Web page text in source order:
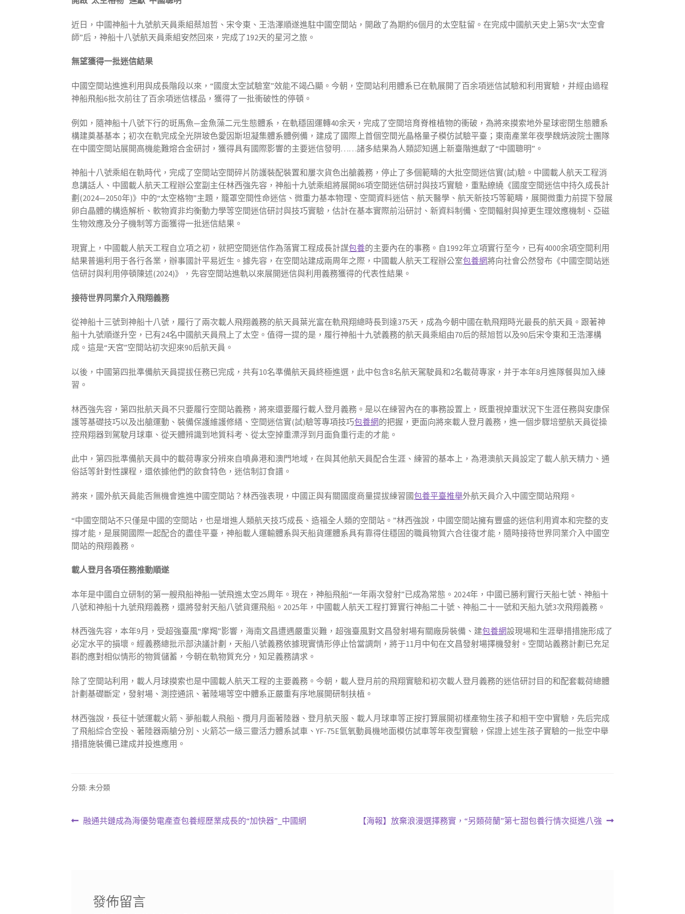
近日，中國神船十九號航天員乘組蔡旭哲、宋令東、王浩澤順遂進駐中國空間站，開啟了為期約6個月的太空駐留。在完成中國航天史上第5次“太空會
師”后，神船十八號航天員乘組安然回來，完成了192天的星河之旅。
無望獲得一批迷信結果
中國空間站進進利用與成長階段以來，“國度太空試驗室”效能不竭凸顯。今朝，空間站利用體系已在軌展開了百余項迷信試驗和利用實驗，并經由過程
神船飛船6批次前往了百余項迷信樣品，獲得了一批衝破性的停頓。
例如，隨神船十八號下行的斑馬魚—金魚藻二元生態體系，在軌穩固運轉40余天，完成了空間培育脊椎植物的衝破，為將來摸索地外星球密閉生態體系
構建奠基基本；初次在軌完成全光阱玻色愛因斯坦凝集體系體例備，建成了國際上首個空間光晶格量子模仿試驗平臺；東南產業年夜學魏炳波院士團隊
在中國空間站展開高機能難熔合金研討，獲得具有國際影響的主要迷信發明……諸多結果為人類認知邁上新臺階進獻了“中國聰明”。
神船十八號乘組在軌時代，完成了空間站空間碎片防護裝配裝置和屢次貨色出艙義務，停止了多個範疇的大批空間迷信實(試)驗。中國載人航天工程消
息講話人、中國載人航天工程辦公室副主任林西強先容，神船十九號乘組將展開86項空間迷信研討與技巧實驗，重點繚繞《國度空間迷信中持久成長計
劃(2024—2050年)》中的“太空格物”主題，籠罩空間性命迷信、微重力基本物理、空間資料迷信、航天醫學、航天新技巧等範疇，展開微重力前提下發展
卵白晶體的構造解析、軟物資非均衡動力學等空間迷信研討與技巧實驗，估計在基本實際前沿研討、新資料制備、空間輻射與掉更生理效應機制、亞磁
生物效應及分子機制等方面獲得一批迷信結果。
現實上，中國載人航天工程自立項之初，就把空間迷信作為落實工程成長計謀包養的主要內在的事務。自1992年立項實行至今，已有4000余項空間利用
結果普遍利用于各行各業，辦事國計平易近生。據先容，在空間站建成兩周年之際，中國載人航天工程辦公室包養網將向社會公然發布《中國空間站迷
信研討與利用停頓陳述(2024)》，先容空間站進軌以來展開迷信與利用義務獲得的代表性結果。
接待世界同業介入飛翔義務
從神船十三號到神船十八號，履行了兩次載人飛翔義務的航天員葉光富在軌飛翔總時長到達375天，成為今朝中國在軌飛翔時光最長的航天員。跟著神
船十九號順遂升空，已有24名中國航天員飛上了太空。值得一提的是，履行神船十九號義務的航天員乘組由70后的蔡旭哲以及90后宋令東和王浩澤構
成。這是“天宮”空間站初次迎來90后航天員。
以後，中國第四批準備航天員提拔任務已完成，共有10名準備航天員終極進選，此中包含8名航天駕駛員和2名載荷專家，并于本年8月進隊餐與加入練
習。
林西強先容，第四批航天員不只要履行空間站義務，將來還要履行載人登月義務。是以在練習內在的事務設置上，既重視掉重狀況下生涯任務與安康保
護等基礎技巧以及出艙運動、裝備保護維護修繕、空間迷信實(試)驗等專項技巧包養網的把握，更面向將來載人登月義務，進一個步驟培塑航天員從操
控飛翔器到駕駛月球車、從天體辨識到地質科考、從太空掉重漂浮到月面負重行走的才能。
此中，第四批準備航天員中的載荷專家分辨來自噴鼻港和澳門地域，在與其他航天員配合生涯、練習的基本上，為港澳航天員設定了載人航天精力、通
俗話等針對性課程，還依據他們的飲食特色，迷信制訂食譜。
將來，國外航天員能否無機會進進中國空間站？林西強表現，中國正與有關國度商量提拔練習國包養平臺推舉外航天員介入中國空間站飛翔。
“中國空間站不只僅是中國的空間站，也是增進人類航天技巧成長、造福全人類的空間站。”林西強說，中國空間站擁有豐盛的迷信利用資本和完整的支
撐才能，是展開國際一起配合的盡佳平臺，神船載人運輸體系與天船貨運體系具有靠得住穩固的職員物質六合往復才能，隨時接待世界同業介入中國空
間站的飛翔義務。
載人登月各項任務推動順遂
本年是中國自立研制的第一艘飛船神船一號飛進太空25周年。現在，神船飛船“一年兩次發射”已成為常態。2024年，中國已勝利實行天船七號、神船十
八號和神船十九號飛翔義務，還將發射天船八號貨運飛船。2025年，中國載人航天工程打算實行神船二十號、神船二十一號和天船九號3次飛翔義務。
林西強先容，本年9月，受超強臺風“摩羯”影響，海南文昌遭遇嚴重災難，超強臺風對文昌發射場有關廠房裝備、建包養網設現場和生涯舉措措施形成了
必定水平的損壞。經義務總批示部決議計劃，天船八號義務依據現實情形停止恰當調劑，將于11月中旬在文昌發射場擇機發射。空間站義務計劃已充足
斟酌應對相似情形的物質儲蓄，今朝在軌物質充分，知足義務請求。
除了空間站利用，載人月球摸索也是中國載人航天工程的主要義務。今朝，載人登月前的飛翔實驗和初次載人登月義務的迷信研討目的和配套載荷總體
計劃基礎斷定，發射場、測控通訊、著陸場等空中體系正嚴重有序地展開研制扶植。
林西強說，長征十號運載火箭、夢船載人飛船、攬月月面著陸器、登月航天服、載人月球車等正按打算展開初樣產物生孩子和相干空中實驗，先后完成
了飛船綜合空投、著陸器兩艙分別、火箭芯一級三靈活力體系試車、YF-75E氫氧動員機地面模仿試車等年夜型實驗，保證上述生孩子實驗的一批空中舉
措措施裝備已建成并投進應用。
分類: 未分類
文上
融通共鏈成為海優勢電產查包養經歷業成長的“加快器”_中國網
下
【海報】放棄浪漫選擇務實，“另類荷蘭”第七甜包養行情次挺進八強
發佈留言